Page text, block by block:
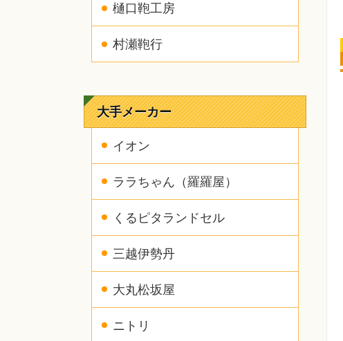
樋口鞄工房
村瀬鞄行
大手メーカー
イオン
ララちゃん（羅羅屋）
くるピタランドセル
三越伊勢丹
大丸松坂屋
ニトリ